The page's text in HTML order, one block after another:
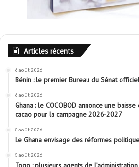
Articles récents
6 août 2026
Bénin : le premier Bureau du Sénat
6 août 2026
Ghana : le COCOBOD annonce une
cacao pour la campagne 2026-2027
5 août 2026
Le Ghana envisage des réformes
5 août 2026
Togo : plusieurs agents de